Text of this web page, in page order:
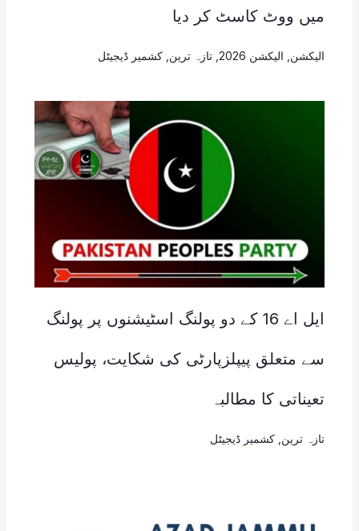
میں ووٹ کاسٹ کر دیا
الیکشن الیکشن 2026 , تازہ ترین کشمیر ڈیجیٹل
ایل اے 16 کے دو پولنگ اسٹیشنوں پر پولنگ
سے متعلق پیپلزپارٹی کی شکایت، پولیس
تعیناتی کا مطالبہ
تازہ ترین کشمیر ڈیجیٹل